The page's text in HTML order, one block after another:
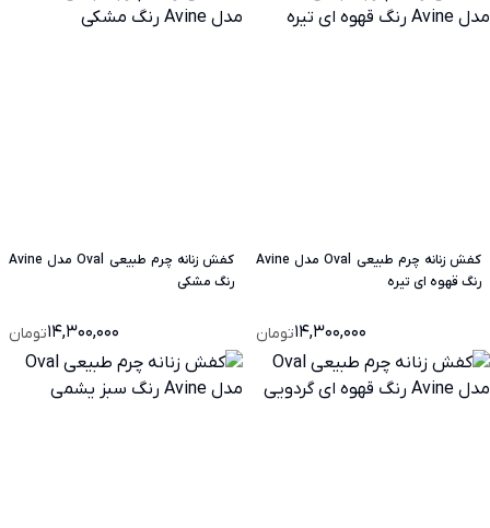
کفش زنانه چرم طبیعی Oval مدل Avine
رنگ قهوه ای تیره
14,300,000تومان
کفش زنانه چرم طبیعی Oval مدل Avine
رنگ مشکی
14,300,000تومان